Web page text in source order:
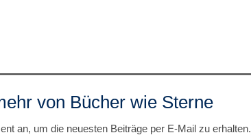
von Bücher wie Sterne
an, um die neuesten Beiträge per E-Mail zu erhalten.